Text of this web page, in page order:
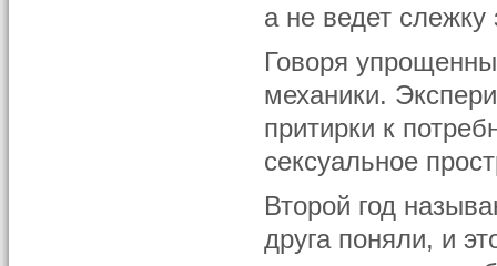
а не ведет
Говоря
механики.
притирки к
сексуальное
Второй год
друга поняли, и